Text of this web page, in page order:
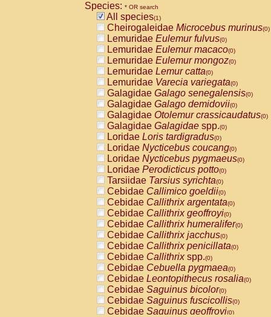
Species: * OR search
All species(1)
Cheirogaleidae Microcebus murinus(0)
Lemuridae Eulemur fulvus(0)
Lemuridae Eulemur macaco(0)
Lemuridae Eulemur mongoz(0)
Lemuridae Lemur catta(0)
Lemuridae Varecia variegata(0)
Galagidae Galago senegalensis(0)
Galagidae Galago demidovii(0)
Galagidae Otolemur crassicaudatus(0)
Galagidae Galagidae spp.(0)
Loridae Loris tardigradus(0)
Loridae Nycticebus coucang(0)
Loridae Nycticebus pygmaeus(0)
Loridae Perodicticus potto(0)
Tarsiidae Tarsius syrichta(0)
Cebidae Callimico goeldii(0)
Cebidae Callithrix argentata(0)
Cebidae Callithrix geoffroyi(0)
Cebidae Callithrix humeralifer(0)
Cebidae Callithrix jacchus(0)
Cebidae Callithrix penicillata(0)
Cebidae Callithrixspp.(0)
Cebidae Cebuella pygmaea(0)
Cebidae Leontopithecus rosalia(0)
Cebidae Saguinus bicolor(0)
Cebidae Saguinus fuscicollis(0)
Cebidae Saguinus geoffroyi(0)